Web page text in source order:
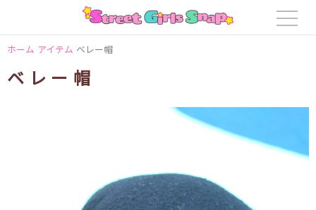
ホーム アイテム ベレー帽
ベレー帽